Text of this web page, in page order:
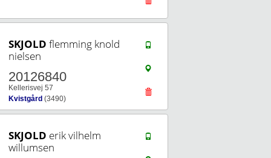
SKJOLD flemming knold
nielsen
20126840
Kellerisvej 57
Kvistgård (3490)
SKJOLD erik vilhelm
willumsen